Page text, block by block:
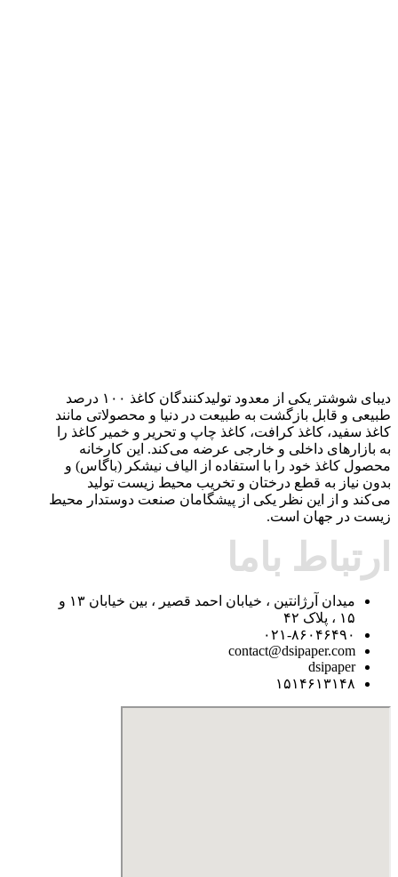
دیبای شوشتر یکی از معدود تولیدکنندگان کاغذ ۱۰۰ درصد
طبیعی و قابل بازگشت به طبیعت در دنیا و محصولاتی مانند
کاغذ سفید، کاغذ کرافت، کاغذ چاپ و تحریر و خمیر کاغذ را
به بازارهای داخلی و خارجی عرضه می‌کند. این کارخانه
محصول کاغذ خود را با استفاده از الیاف نیشکر (باگاس) و
بدون نیاز به قطع درختان و تخریب محیط زیست تولید
می‌کند و از این نظر یکی از پیشگامان صنعت دوستدار محیط
زیست در جهان است.
ارتباط باما
میدان آرژانتین ، خیابان احمد قصیر ، بین خیابان ۱۳ و
۱۵ ، پلاک ۴۲
۰۲۱-۸۶۰۴۶۴۹۰
contact@dsipaper.com
dsipaper
۱۵۱۴۶۱۳۱۴۸